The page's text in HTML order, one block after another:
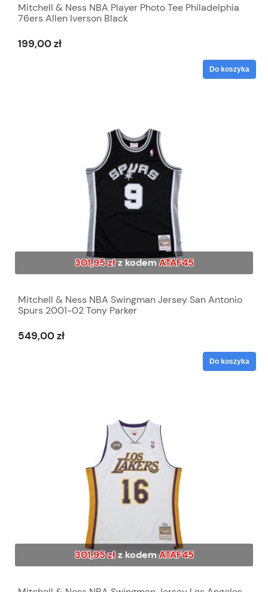
Mitchell & Ness NBA Player Photo Tee Philadelphia
76ers Allen Iverson Black
199,00 zł
Do koszyka
301,95 złz kodemATAF45
Mitchell & Ness NBA Swingman Jersey San Antonio
Spurs 2001-02 Tony Parker
549,00 zł
Do koszyka
301,95 złz kodemATAF45